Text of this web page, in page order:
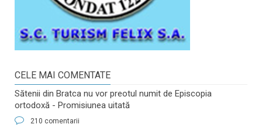
CELE MAI COMENTATE
Sătenii din Bratca nu vor preotul numit de Episcopia
ortodoxă - Promisiunea uitată
210 comentarii